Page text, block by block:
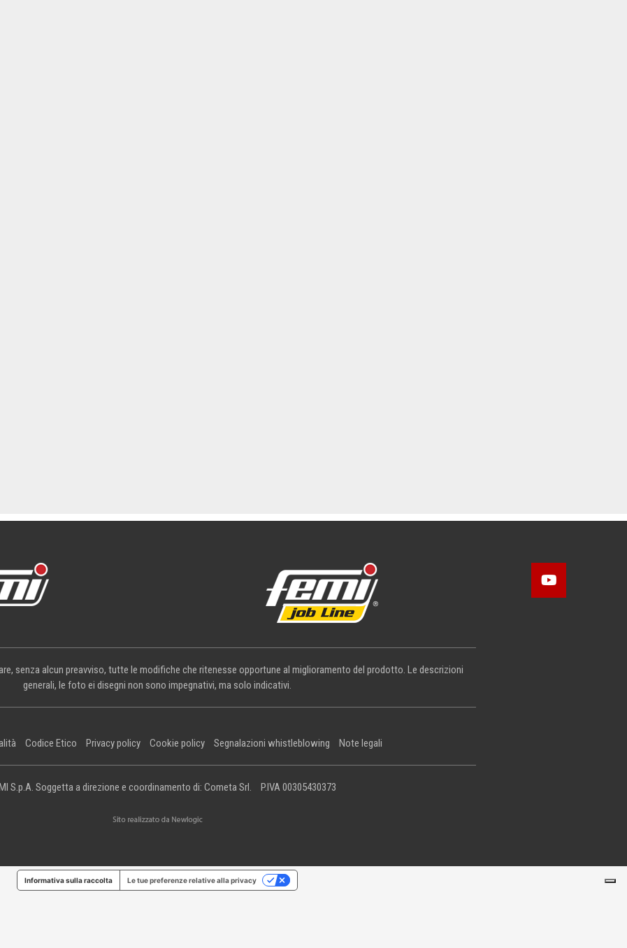
senza alcun preavviso, tutte le modifiche che ritenesse opportune al miglioramento del prodotto. Le descrizioni
generali, le foto ei disegni non sono impegnativi, ma solo indicativi.
Codice Etico Privacy policy Cookie policy Segnalazioni whistleblowing Note legali
S.p.A. Soggetta a direzione e coordinamento di: Cometa Srl. P.IVA 00305430373
Informativa sulla raccolta Le tue preferenze relative alla privacy